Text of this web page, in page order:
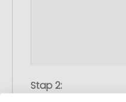
Stap 2: